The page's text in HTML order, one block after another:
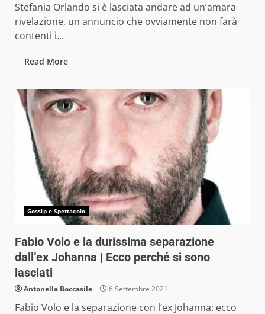
Stefania Orlando si è lasciata andare ad un’amara
rivelazione, un annuncio che ovviamente non farà
contenti i...
Read More
Gossip e Spettacolo
Fabio Volo e la durissima separazione
dall’ex Johanna | Ecco perché si sono
lasciati
Antonella Boccasile 6 Settembre 2021
Fabio Volo e la separazione con l’ex Johanna: ecco